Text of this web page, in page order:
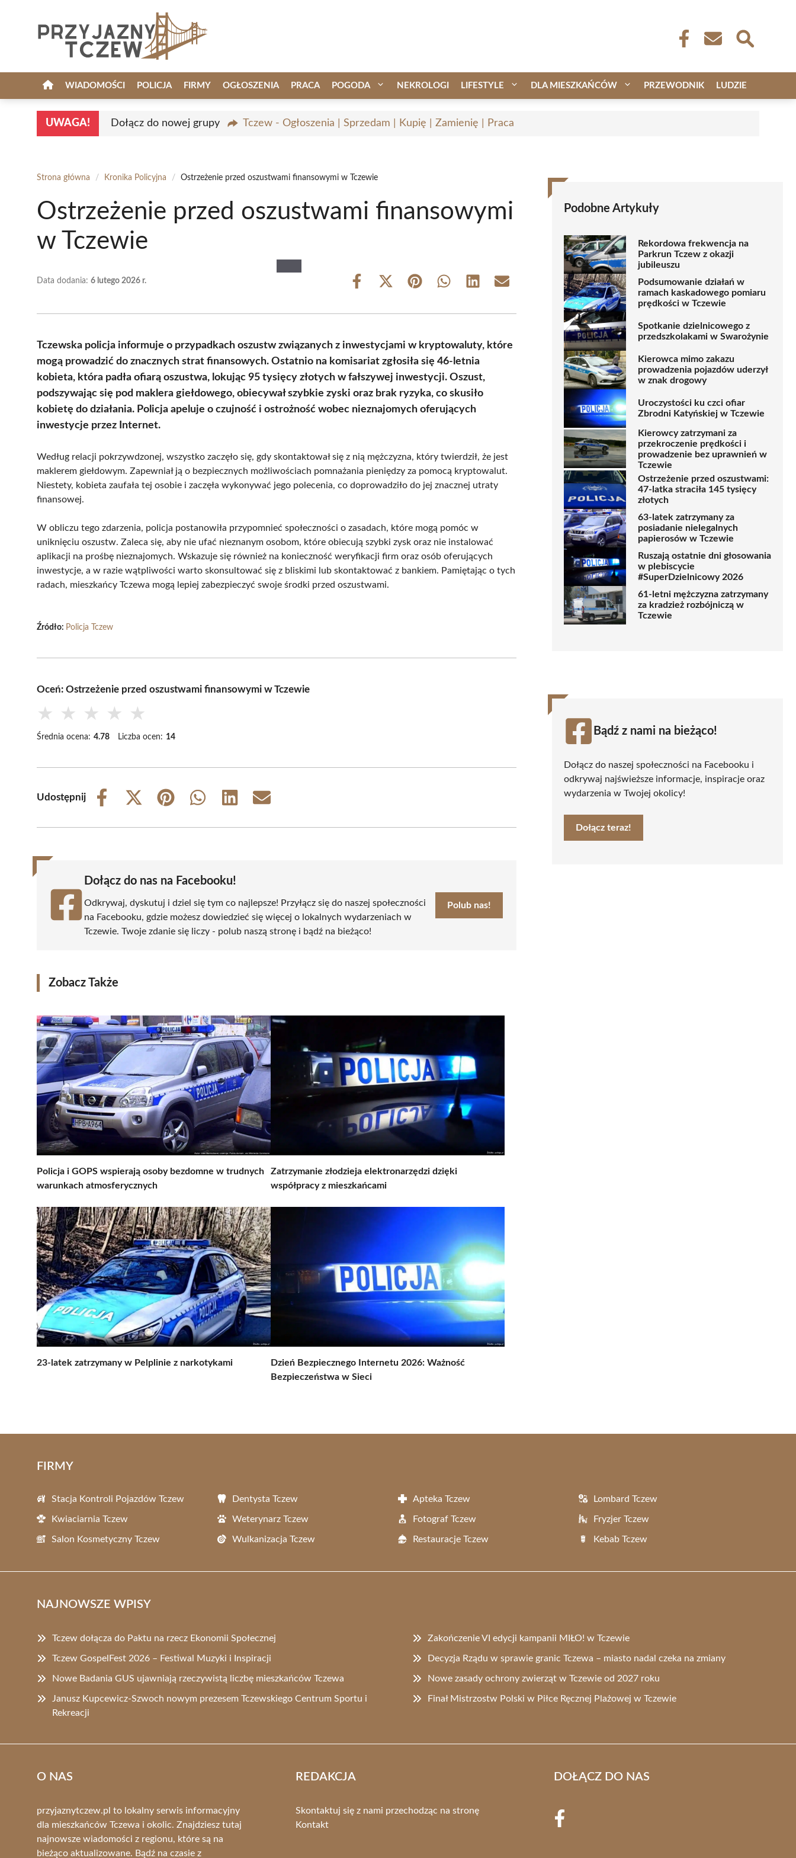
WIADOMOŚCI POLICJA FIRMY OGŁOSZENIA PRACA POGODA NEKROLOGI LIFESTYLE DLA MIESZKAŃCÓW PRZEWODNIK LUDZIE
UWAGA! Dołącz do nowej grupy Tczew - Ogłoszenia | Sprzedam | Kupię | Zamienię | Praca
Strona główna / Kronika Policyjna / Ostrzeżenie przed oszustwami finansowymi w Tczewie
Ostrzeżenie przed oszustwami finansowymi
w Tczewie
Data dodania: 6 lutego 2026 r.
Share
Share
(Twitter)
Share Share Share Share
Tczewska policja informuje o przypadkach oszustw związanych z inwestycjami w kryptowaluty, które
mogą prowadzić do znacznych strat finansowych. Ostatnio na komisariat zgłosiła się 46-letnia
kobieta, która padła ofiarą oszustwa, lokując 95 tysięcy złotych w fałszywej inwestycji. Oszust,
podszywając się pod maklera giełdowego, obiecywał szybkie zyski oraz brak ryzyka, co skusiło
kobietę do działania. Policja apeluje o czujność i ostrożność wobec nieznajomych oferujących
inwestycje przez Internet.
Według relacji pokrzywdzonej, wszystko zaczęło się, gdy skontaktował się z nią mężczyzna, który twierdził, że jest
maklerem giełdowym. Zapewniał ją o bezpiecznych możliwościach pomnażania pieniędzy za pomocą kryptowalut.
Niestety, kobieta zaufała tej osobie i zaczęła wykonywać jego polecenia, co doprowadziło do jej znacznej utraty
finansowej.
W obliczu tego zdarzenia, policja postanowiła przypomnieć społeczności o zasadach, które mogą pomóc w
uniknięciu oszustw. Zaleca się, aby nie ufać nieznanym osobom, które obiecują szybki zysk oraz nie instalować
aplikacji na prośbę nieznajomych. Wskazuje się również na konieczność weryfikacji firm oraz osób oferujących
inwestycje, a w razie wątpliwości warto skonsultować się z bliskimi lub skontaktować z bankiem. Pamiętając o tych
radach, mieszkańcy Tczewa mogą lepiej zabezpieczyć swoje środki przed oszustwami.
Źródło: Policja Tczew
Oceń: Ostrzeżenie przed oszustwami finansowymi w Tczewie
★ ★ ★ ★ ★
Średnia ocena: 4.78 Liczba ocen: 14
Udostępnij
Share
Share
(Twitter)
Share
Share
Share
Share
Dołącz do nas na Facebooku!
Odkrywaj, dyskutuj i dziel się tym co najlepsze! Przyłącz się do naszej społeczności
na Facebooku, gdzie możesz dowiedzieć się więcej o lokalnych wydarzeniach w
Tczewie. Twoje zdanie się liczy - polub naszą stronę i bądź na bieżąco!
Polub nas!
Zobacz Także
Policja i GOPS wspierają osoby bezdomne w trudnych
warunkach atmosferycznych
Zatrzymanie złodzieja elektronarzędzi dzięki
współpracy z mieszkańcami
23-latek zatrzymany w Pelplinie z narkotykami
Dzień Bezpiecznego Internetu 2026: Ważność
Bezpieczeństwa w Sieci
Podobne Artykuły
Rekordowa frekwencja na
Parkrun Tczew z okazji
jubileuszu
Podsumowanie działań w
ramach kaskadowego pomiaru
prędkości w Tczewie
Spotkanie dzielnicowego z
przedszkolakami w Swarożynie
Kierowca mimo zakazu
prowadzenia pojazdów uderzył
w znak drogowy
Uroczystości ku czci ofiar
Zbrodni Katyńskiej w Tczewie
Kierowcy zatrzymani za
przekroczenie prędkości i
prowadzenie bez uprawnień w
Tczewie
Ostrzeżenie przed oszustwami:
47-latka straciła 145 tysięcy
złotych
63-latek zatrzymany za
posiadanie nielegalnych
papierosów w Tczewie
Ruszają ostatnie dni głosowania
w plebiscycie
#SuperDzielnicowy 2026
61-letni mężczyzna zatrzymany
za kradzież rozbójniczą w
Tczewie
Bądź z nami na bieżąco!
Dołącz do naszej społeczności na Facebooku i
odkrywaj najświeższe informacje, inspiracje oraz
wydarzenia w Twojej okolicy!
Dołącz teraz!
FIRMY
Stacja Kontroli Pojazdów Tczew Dentysta Tczew Apteka Tczew Lombard Tczew
Kwiaciarnia Tczew Weterynarz Tczew Fotograf Tczew Fryzjer Tczew
Salon Kosmetyczny Tczew Wulkanizacja Tczew Restauracje Tczew Kebab Tczew
NAJNOWSZE WPISY
Tczew dołącza do Paktu na rzecz Ekonomii Społecznej Zakończenie VI edycji kampanii MIŁO! w Tczewie
Tczew GospelFest 2026 – Festiwal Muzyki i Inspiracji Decyzja Rządu w sprawie granic Tczewa – miasto nadal czeka na zmiany
Nowe Badania GUS ujawniają rzeczywistą liczbę mieszkańców Tczewa Nowe zasady ochrony zwierząt w Tczewie od 2027 roku
Janusz Kupcewicz-Szwoch nowym prezesem Tczewskiego Centrum Sportu i
Rekreacji
Finał Mistrzostw Polski w Piłce Ręcznej Plażowej w Tczewie
O NAS
przyjaznytczew.pl to lokalny serwis informacyjny
dla mieszkańców Tczewa i okolic. Znajdziesz tutaj
najnowsze wiadomości z regionu, które są na
bieżąco aktualizowane. Bądź na czasie z
REDAKCJA
Skontaktuj się z nami przechodząc na stronę
Kontakt
DOŁĄCZ DO NAS